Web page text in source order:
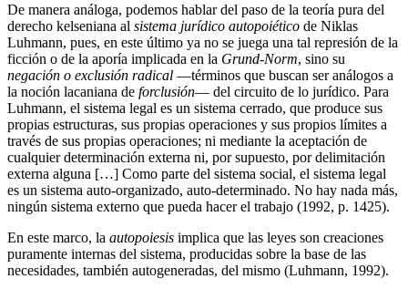
De manera análoga, podemos hablar del paso de la teoría pura del
derecho kelseniana al sistema jurídico autopoiético de Niklas
Luhmann, pues, en este último ya no se juega una tal represión de la
ficción o de la aporía implicada en la Grund-Norm, sino su
negación o exclusión radical —términos que buscan ser análogos a
la noción lacaniana de forclusión— del circuito de lo jurídico. Para
Luhmann, el sistema legal es un sistema cerrado, que produce sus
propias estructuras, sus propias operaciones y sus propios límites a
través de sus propias operaciones; ni mediante la aceptación de
cualquier determinación externa ni, por supuesto, por delimitación
externa alguna […] Como parte del sistema social, el sistema legal
es un sistema auto-organizado, auto-determinado. No hay nada más,
ningún sistema externo que pueda hacer el trabajo (1992, p. 1425).
En este marco, la autopoiesis implica que las leyes son creaciones
puramente internas del sistema, producidas sobre la base de las
necesidades, también autogeneradas, del mismo (Luhmann, 1992).